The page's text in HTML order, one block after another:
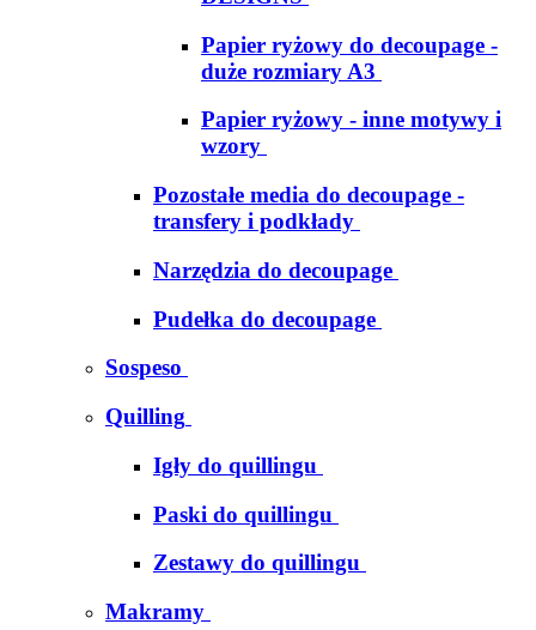
Papier ryżowy do decoupage -
duże rozmiary A3
Papier ryżowy - inne motywy i
wzory
Pozostałe media do decoupage -
transfery i podkłady
Narzędzia do decoupage
Pudełka do decoupage
Sospeso
Quilling
Igły do quillingu
Paski do quillingu
Zestawy do quillingu
Makramy